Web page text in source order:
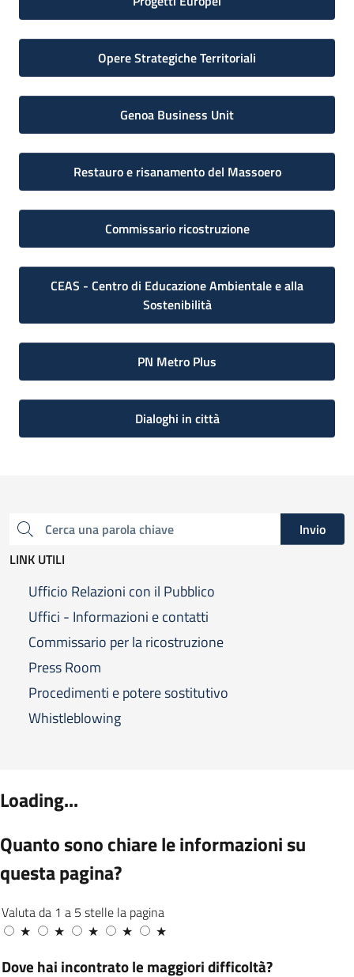
Opere Strategiche Territoriali
Genoa Business Unit
Restauro e risanamento del Massoero
Commissario ricostruzione
CEAS - Centro di Educazione Ambientale e alla
Sostenibilità
PN Metro Plus
Dialoghi in città
Cerca una parola chiave
Invio
LINK UTILI
Ufficio Relazioni con il Pubblico
Uffici - Informazioni e contatti
Commissario per la ricostruzione
Press Room
Procedimenti e potere sostitutivo
Whistleblowing